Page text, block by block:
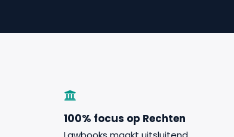
100% focus op Rechten